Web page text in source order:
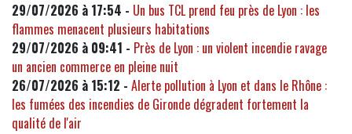
29/07/2026 à 17:54 - Un bus TCL prend feu près de Lyon : les
flammes menacent plusieurs habitations
29/07/2026 à 09:41 - Près de Lyon : un violent incendie ravage
un ancien commerce en pleine nuit
26/07/2026 à 15:12 - Alerte pollution à Lyon et dans le Rhône :
les fumées des incendies de Gironde dégradent fortement la
qualité de l'air